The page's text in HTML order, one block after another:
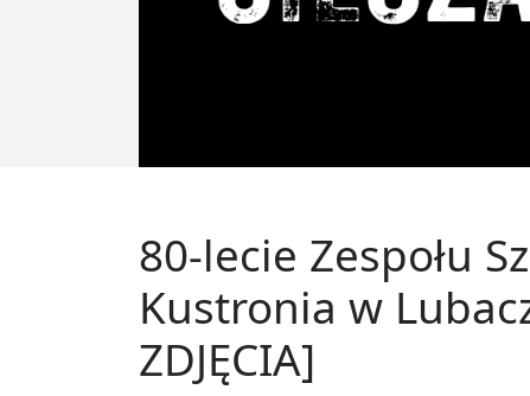
80-lecie Zespołu
Kustronia w
ZDJĘCIA]